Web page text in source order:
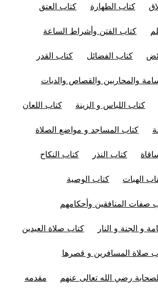
كتاب الطهارة كتاب العتق
كتاب الفتن وأشراط الساعة
كتاب الفضائل كتاب القدر
والمحاربين والقصاص والديات
كتاب اللباس و الزينة كتاب اللعان
كتاب المساجد و مواضع الصلاة
كتاب النذر كتاب النكاح
الهبات كتاب الوصية
صفات المنافقين وأحكامهم
و الجنة و النار كتاب صلاة العيدين
صلاة المسافرين و قصرها
رضي الله تعالى عنهم مقدمه